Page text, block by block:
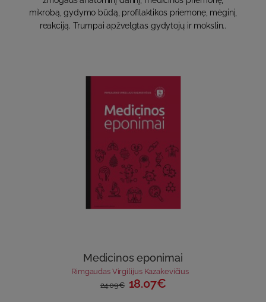
mikrobą, gydymo būdą, profilaktikos priemonę, mėginį,
reakciją. Trumpai apžvelgtas gydytojų ir mokslin..
Medicinos eponimai
Rimgaudas Virgilijus Kazakevičius
24.09€ 18.07€